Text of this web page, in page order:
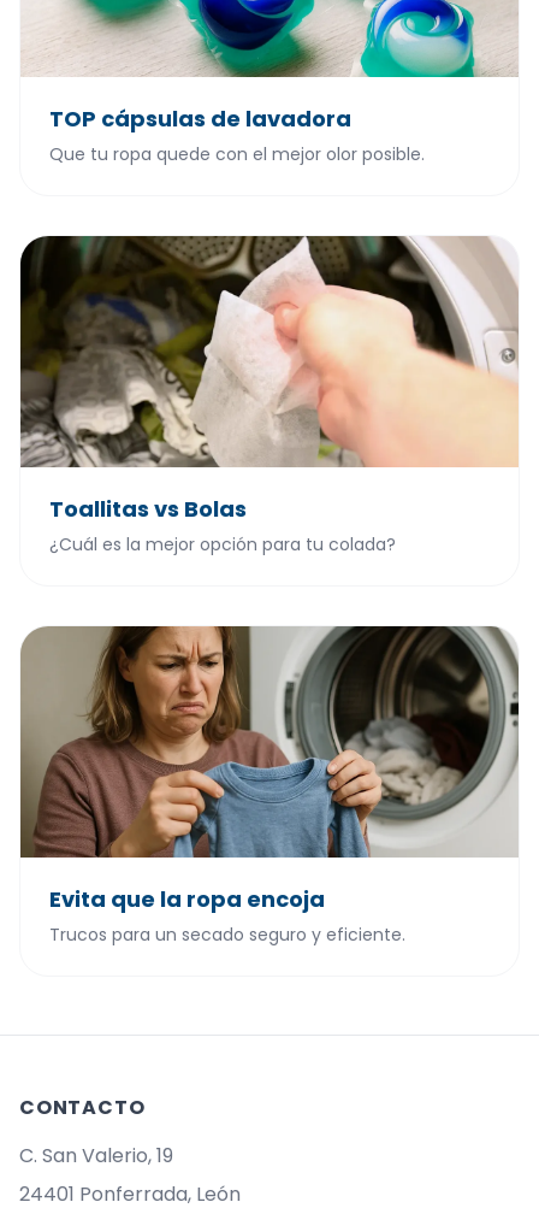
TOP cápsulas de lavadora
Que tu ropa quede con el mejor olor posible.
Toallitas vs Bolas
¿Cuál es la mejor opción para tu colada?
Evita que la ropa encoja
Trucos para un secado seguro y eficiente.
CONTACTO
C. San Valerio, 19
24401 Ponferrada, León